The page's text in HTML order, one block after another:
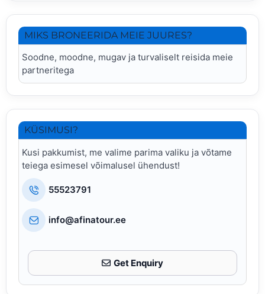
MIKS BRONEERIDA MEIE JUURES?
Soodne, moodne, mugav ja turvaliselt reisida meie
partneritega
KÜSIMUSI?
Kusi pakkumist, me valime parima valiku ja võtame
teiega esimesel võimalusel ühendust!
55523791
info@afinatour.ee
Get Enquiry